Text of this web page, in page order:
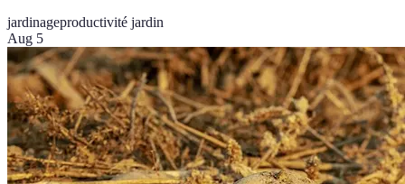
jardinageproductivité jardin
Aug 5